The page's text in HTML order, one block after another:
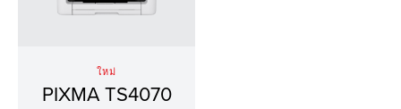
ใหม่
PIXMA TS4070